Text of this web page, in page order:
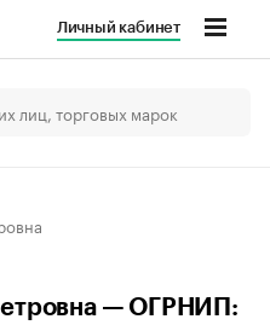
Личный кабинет
— ОГРНИП: